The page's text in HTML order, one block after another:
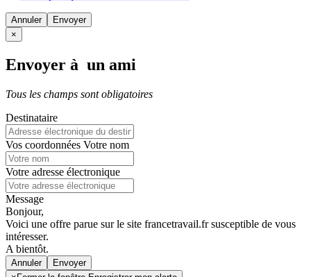
Annuler
×
Envoyer à un ami
Tous les champs sont obligatoires
Destinataire
Vos coordonnées Votre nom
Votre adresse électronique
Message
Bonjour,
Voici une offre parue sur le site francetravail.fr susceptible de vous
intéresser.
A bientôt.
Annuler